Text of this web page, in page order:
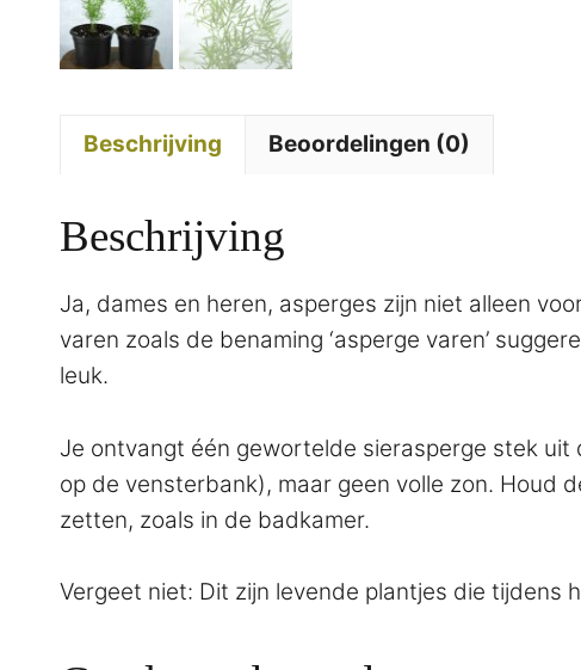
Beschrijving Beoordelingen (0)
Beschrijving
Ja, dames en heren, asperges zijn niet alleen
varen zoals de benaming ‘asperge varen’
leuk.
Je ontvangt één gewortelde sierasperge stek uit
op de vensterbank), maar geen volle zon. Houd
zetten, zoals in de badkamer.
Vergeet niet: Dit zijn levende plantjes die tijdens